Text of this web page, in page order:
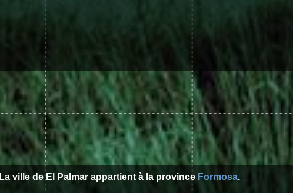
La ville de El Palmar appartient à la province Formosa.